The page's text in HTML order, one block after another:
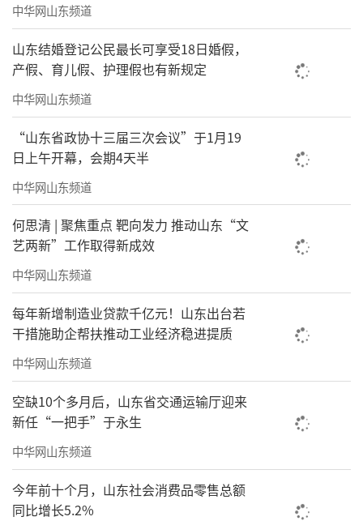
项目化技能培训促农民工就业增收
2025年，面向农民工、农村转移就业劳动
者等重点群体，累计开展项目化培训10396人
次，为农民工就业增收提供坚实支撑
特色公益岗扩容提质
2025年，优化岗位设置结构，聚焦大龄、
失业人员、零就业家庭人员等重点群体，新开
发“吨半粮”农田管护员、长者食堂服务员等
特色公益性岗位10161个
巾帼家政进社区
2025年，发挥党建引领作用，坚持融合共
享原则，建成巾帼家政服务站点201个；开展家
政服务技能培训1012场次；提供“妈妈岗”就
业岗位10151个，畅通家政行业就业渠道
全面深化“红色物业”建设
2025年，在全市行业党委选派党员干部开
中华网山东频道
山东结婚登记公民最长可享受18日婚假，
产假、育儿假、护理假也有新规定
中华网山东频道
“山东省政协十三届三次会议”于1月19
日上午开幕，会期4天半
中华网山东频道
何思清 | 聚焦重点 靶向发力 推动山东“文
艺两新”工作取得新成效
中华网山东频道
每年新增制造业贷款千亿元！山东出台若
干措施助企帮扶推动工业经济稳进提质
中华网山东频道
空缺10个多月后，山东省交通运输厅迎来
新任“一把手”于永生
中华网山东频道
今年前十个月，山东社会消费品零售总额
同比增长5.2%